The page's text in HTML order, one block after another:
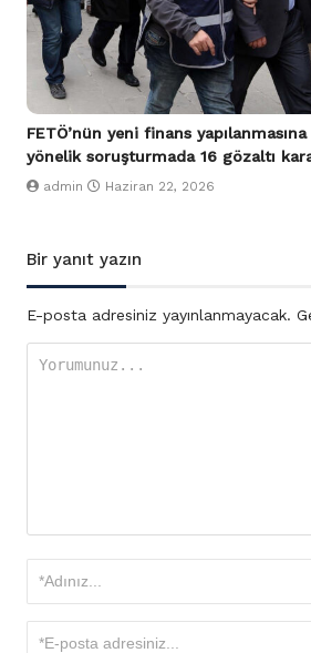
FETÖ’nün yeni finans yapılanmasına
yönelik soruşturmada 16 gözaltı
admin Haziran 22, 2026
Bir yanıt yazın
E-posta adresiniz yayınlanmayacak.